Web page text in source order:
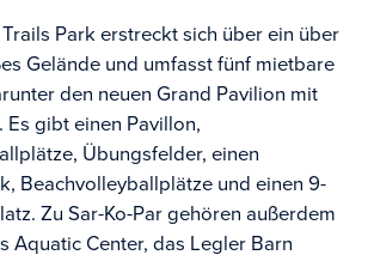
Park erstreckt sich über ein über
Gelände und umfasst fünf mietbare
den neuen Grand Pavilion mit
Es gibt einen Pavillon,
Übungsfelder, einen
Beachvolleyballplätze und einen 9-
Zu Sar-Ko-Par gehören außerdem
Aquatic Center, das Legler Barn